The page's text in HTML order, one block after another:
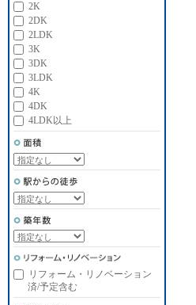
2K
2DK
2LDK
3K
3DK
3LDK
4K
4DK
4LDK以上
リフォーム・リノベーション
済/予定含む